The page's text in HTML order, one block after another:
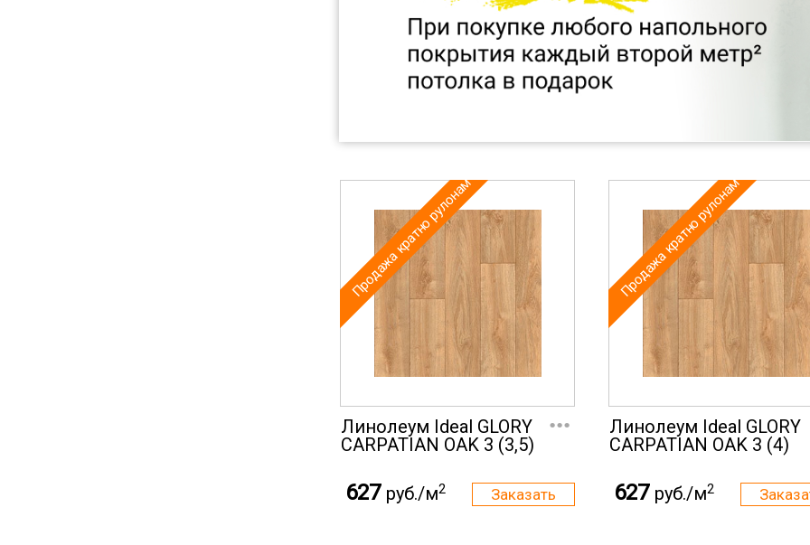
Продажа кратно рулонам
Линолеум Ideal GLORY
CARPATIAN OAK 3 (3,5)
...
627 руб./м2
Продажа кратно рулонам
Линолеум Ideal GLORY
CARPATIAN OAK 3 (4)
627 руб./м2